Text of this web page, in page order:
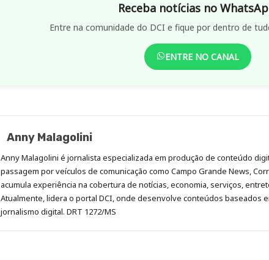
Receba notícias no
Entre na comunidade do DCI e fique por dentro de
ENTRE NO CANAL
Anny Malagolini
Anny Malagolini é jornalista especializada em produção de conteúdo
passagem por veículos de comunicação como Campo Grande News,
acumula experiência na cobertura de notícias, economia, serviços,
Atualmente, lidera o portal DCI, onde desenvolve conteúdos baseados
jornalismo digital. DRT 1272/MS